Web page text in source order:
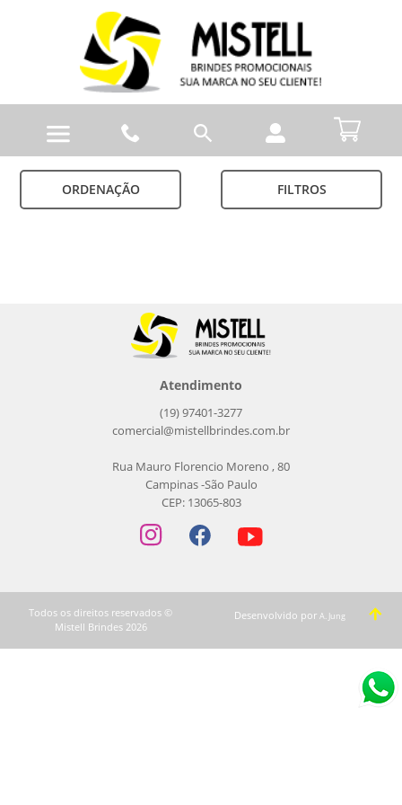
ORDENAÇÃO FILTROS
Atendimento
(19) 97401-3277
comercial@mistellbrindes.com.br
Rua Mauro Florencio Moreno , 80
Campinas -São Paulo
CEP: 13065-803
Todos os direitos reservados ©
Mistell Brindes 2026
Desenvolvido por A. Jung